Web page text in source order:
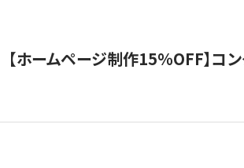
【ホームページ制作15％OFF】コ